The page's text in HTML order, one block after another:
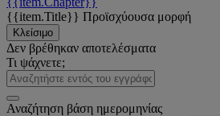
{{item.Title}} Προϊσχύουσα μορφή
Κλείσιμο
Δεν βρέθηκαν αποτελέσματα
Τι ψάχνετε;
Αναζήτηση βάση ημερομηνίας